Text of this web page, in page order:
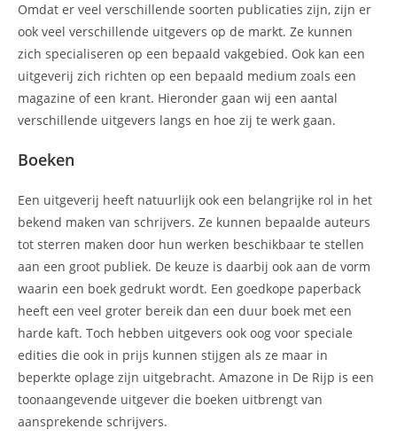
Omdat er veel verschillende soorten publicaties zijn, zijn er
ook veel verschillende uitgevers op de markt. Ze kunnen
zich specialiseren op een bepaald vakgebied. Ook kan een
uitgeverij zich richten op een bepaald medium zoals een
magazine of een krant. Hieronder gaan wij een aantal
verschillende uitgevers langs en hoe zij te werk gaan.
Boeken
Een uitgeverij heeft natuurlijk ook een belangrijke rol in het
bekend maken van schrijvers. Ze kunnen bepaalde auteurs
tot sterren maken door hun werken beschikbaar te stellen
aan een groot publiek. De keuze is daarbij ook aan de vorm
waarin een boek gedrukt wordt. Een goedkope paperback
heeft een veel groter bereik dan een duur boek met een
harde kaft. Toch hebben uitgevers ook oog voor speciale
edities die ook in prijs kunnen stijgen als ze maar in
beperkte oplage zijn uitgebracht. Amazone in De Rijp is een
toonaangevende uitgever die boeken uitbrengt van
aansprekende schrijvers.